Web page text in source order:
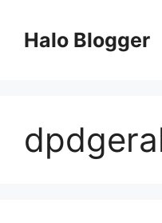
contentHalo Blogger